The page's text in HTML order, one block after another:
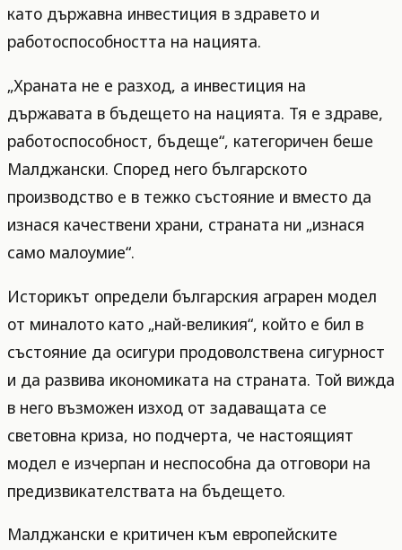
като държавна инвестиция в здравето и
работоспособността на нацията.
„Храната не е разход, а инвестиция на
държавата в бъдещето на нацията. Тя е здраве,
работоспособност, бъдеще“, категоричен беше
Малджански. Според него българското
производство е в тежко състояние и вместо да
изнася качествени храни, страната ни „изнася
само малоумие“.
Историкът определи българския аграрен модел
от миналото като „най-великия“, който е бил в
състояние да осигури продоволствена сигурност
и да развива икономиката на страната. Той вижда
в него възможен изход от задаващата се
световна криза, но подчерта, че настоящият
модел е изчерпан и неспособна да отговори на
предизвикателствата на бъдещето.
Малджански е критичен към европейските